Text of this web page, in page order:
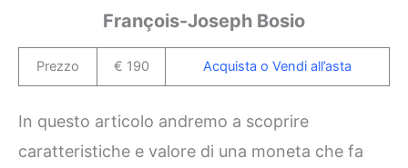
François-Joseph Bosio
Prezzo € 190 Acquista o Vendi all’asta
In questo articolo andremo a scoprire
caratteristiche e valore di una moneta che fa